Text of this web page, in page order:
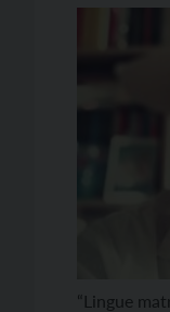
Adige”
“Lingue